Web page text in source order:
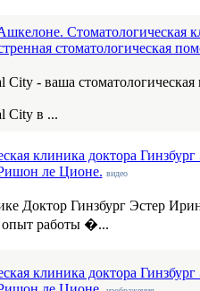
Стоматологическая
стоматологическая
City - ваша стоматологическая
City в ...
клиника доктора
ле Ционе. видео
Доктор Гинзбург Эстер
опыт работы �...
клиника доктора